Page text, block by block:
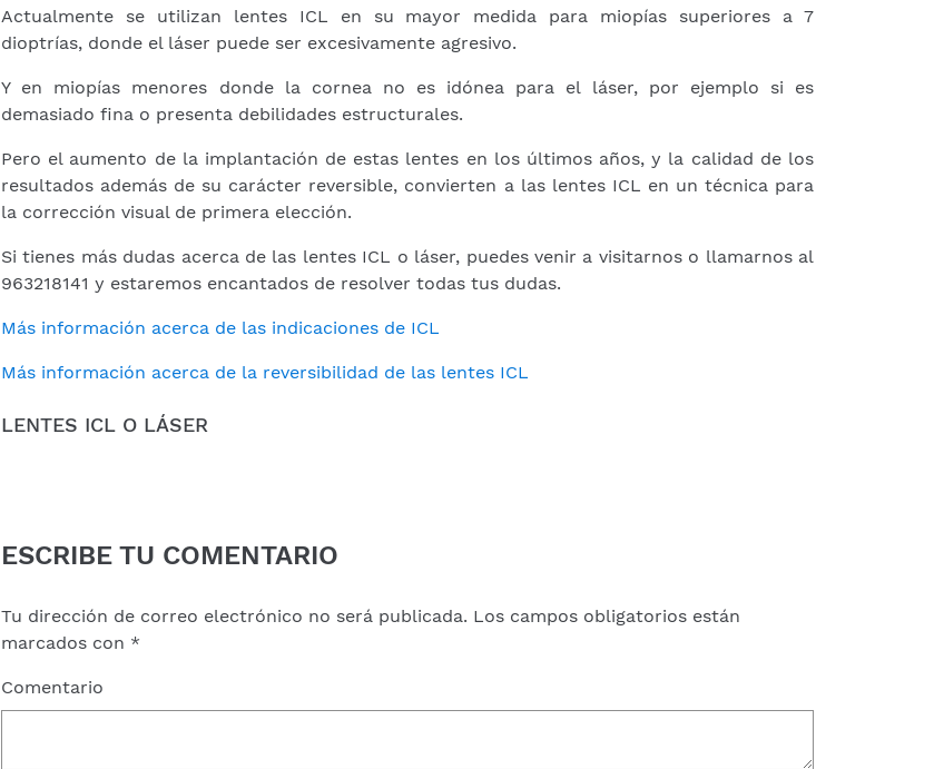
Actualmente se utilizan lentes ICL en su mayor medida para miopías superiores a 7
dioptrías, donde el láser puede ser excesivamente agresivo.
Y en miopías menores donde la cornea no es idónea para el láser, por ejemplo si es
demasiado fina o presenta debilidades estructurales.
Pero el aumento de la implantación de estas lentes en los últimos años, y la calidad de los
resultados además de su carácter reversible, convierten a las lentes ICL en un técnica para
la corrección visual de primera elección.
Si tienes más dudas acerca de las lentes ICL o láser, puedes venir a visitarnos o llamarnos al
963218141 y estaremos encantados de resolver todas tus dudas.
Más información acerca de las indicaciones de ICL
Más información acerca de la reversibilidad de las lentes ICL
LENTES ICL O LÁSER
ESCRIBE TU COMENTARIO
Tu dirección de correo electrónico no será publicada. Los campos obligatorios están
marcados con *
Comentario